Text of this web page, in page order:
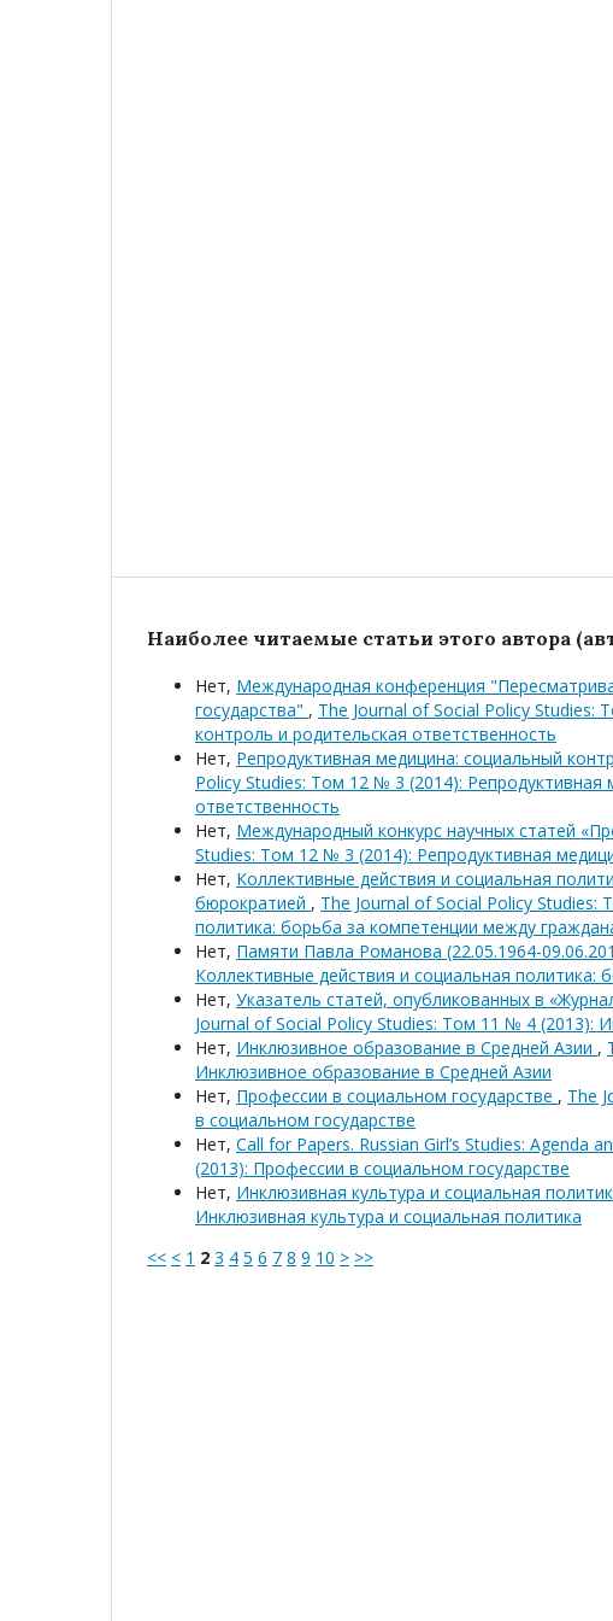
Наиболее читаемые статьи этого автора
Нет, Международная конференция
государства" , The Journal of Social Policy
контроль и родительская ответственность
Нет, Репродуктивная медицина: социальный
Policy Studies: Том 12 № 3 (2014):
ответственность
Нет, Международный конкурс научных статей
Studies: Том 12 № 3 (2014): Репродуктивная
Нет, Коллективные действия и социальная
бюрократией , The Journal of Social Policy
политика: борьба за компетенции между
Нет, Памяти Павла Романова (22.05.1964-
Коллективные действия и социальная
Нет, Указатель статей, опубликованных в
Journal of Social Policy Studies: Том 11 № 4 (2013):
Нет, Инклюзивное образование в Средней Азии ,
Инклюзивное образование в Средней Азии
Нет, Профессии в социальном государстве , The
в социальном государстве
Нет, Call for Papers. Russian Girl’s Studies: Agenda
(2013): Профессии в социальном государстве
Нет, Инклюзивная культура и социальная
Инклюзивная культура и социальная политика
<< < 1 2 3 4 5 6 7 8 9 10 > >>